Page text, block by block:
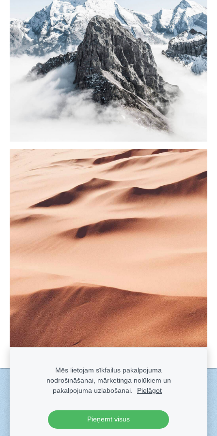
Sīkdatnes
Veidots arSadarbe- labo mājas lapu ģeneratoru.
Mēs lietojam sīkfailus pakalpojuma
nodrošināšanai, mārketinga nolūkiem un
pakalpojuma uzlabošanai.
Pielāgot
Pieņemt visus